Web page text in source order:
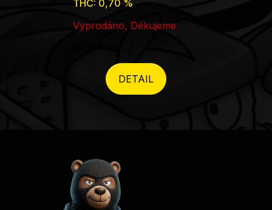
THC: 0,70 %
Vyprodáno, Děkujeme
DETAIL